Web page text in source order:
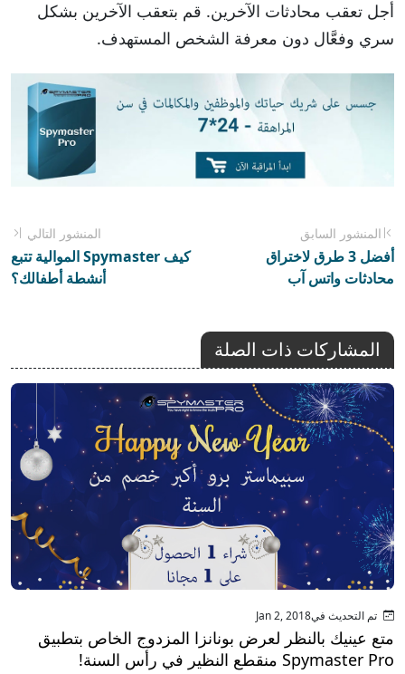
أجل تعقب محادثات الآخرين. قم بتعقب الآخرين بشكل
سري وفعَّال دون معرفة الشخص المستهدف.
المنشور السابق
أفضل 3 طرق لاختراق
محادثات واتس آب
المنشور التالي
كيف Spymaster الموالية تتبع
أنشطة أطفالك؟
المشاركات ذات الصلة
تم التحديث فيJan 2, 2018
متع عينيك بالنظر لعرض بونانزا المزدوج الخاص بتطبيق
Spymaster Pro منقطع النظير في رأس السنة!